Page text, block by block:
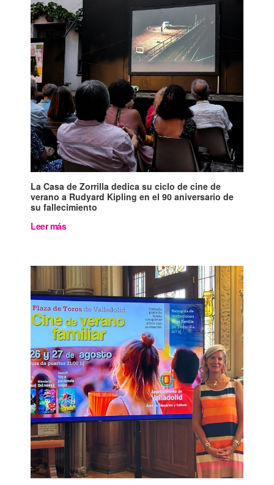
La Casa de Zorrilla dedica su ciclo de cine de
verano a Rudyard Kipling en el 90 aniversario de
su fallecimiento
Leer más